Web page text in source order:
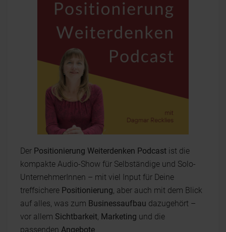
Der Positionierung Weiterdenken Podcast ist die
kompakte Audio-Show für Selbständige und Solo-
UnternehmerInnen – mit viel Input für Deine
treffsichere Positionierung, aber auch mit dem Blick
auf alles, was zum Businessaufbau dazugehört –
vor allem Sichtbarkeit, Marketing und die
passenden Angebote